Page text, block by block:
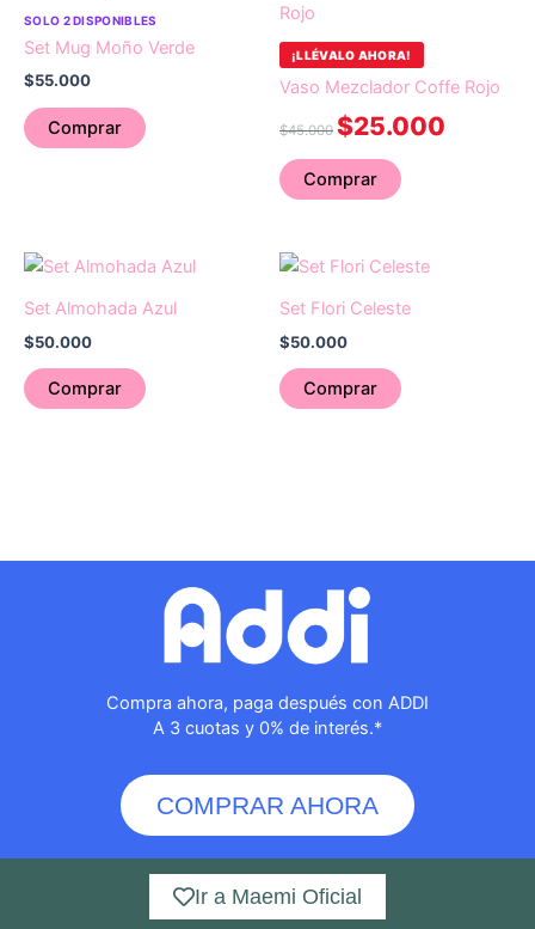
SOLO 2 DISPONIBLES
Set Mug Moño Verde
$55.000
Comprar
¡LLÉVALO AHORA!
Vaso Mezclador Coffe Rojo
$45.000
$45.000.
$25.000
Comprar
Set Almohada Azul
$50.000
Comprar
Set Flori Celeste
$50.000
Comprar
Compra ahora, paga después con ADDI
A 3 cuotas y 0% de interés.*
COMPRAR AHORA
Ir a Maemi Oficial